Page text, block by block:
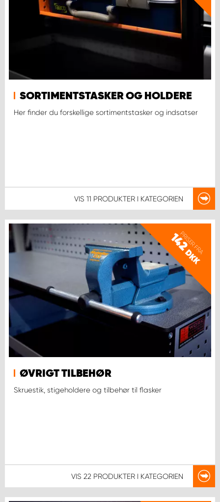
SORTIMENTSTASKER OG HOLDERE
Her finder du forskellige sortimentstasker og indsatser
VIS 11 PRODUKTER I KATEGORIEN
PRISER FRA
142
DKK
ØVRIGT TILBEHØR
Skruestik, stigeholdere og tilbehør til flasker
VIS 22 PRODUKTER I KATEGORIEN